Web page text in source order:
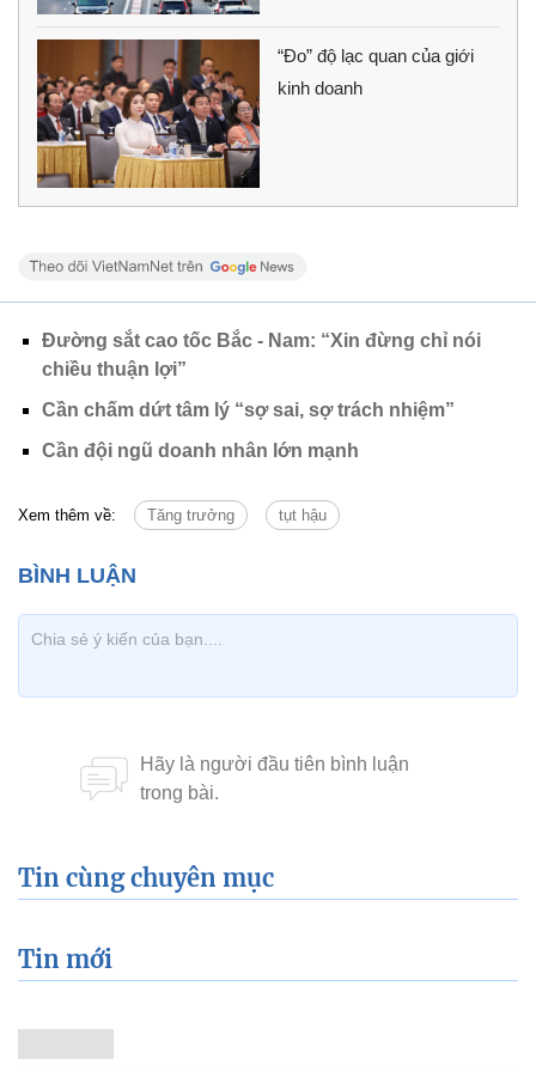
“Đo” độ lạc quan của giới
kinh doanh
Đường sắt cao tốc Bắc - Nam: “Xin đừng chỉ nói
chiều thuận lợi”
Cần chấm dứt tâm lý “sợ sai, sợ trách nhiệm”
Cần đội ngũ doanh nhân lớn mạnh
Xem thêm về: Tăng trưởng tụt hậu
Tin cùng chuyên mục
Tin mới